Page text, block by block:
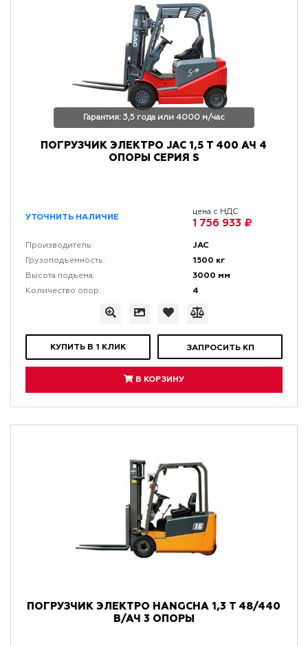
Гарантия: 3,5 года или 4000 м/час
ПОГРУЗЧИК ЭЛЕКТРО JAC 1,5 Т 400 АЧ 4
ОПОРЫ CЕРИЯ S
УТОЧНИТЬ НАЛИЧИЕ
цена с НДС
1 756 933 ₽
Производитель: JAC
Грузоподъемность: 1500 кг
Высота подъема: 3000 мм
Количество опор: 4
КУПИТЬ В 1 КЛИК ЗАПРОСИТЬ КП
В КОРЗИНУ
ПОГРУЗЧИК ЭЛЕКТРО HANGCHA 1,3 Т 48/440
В/АЧ 3 ОПОРЫ